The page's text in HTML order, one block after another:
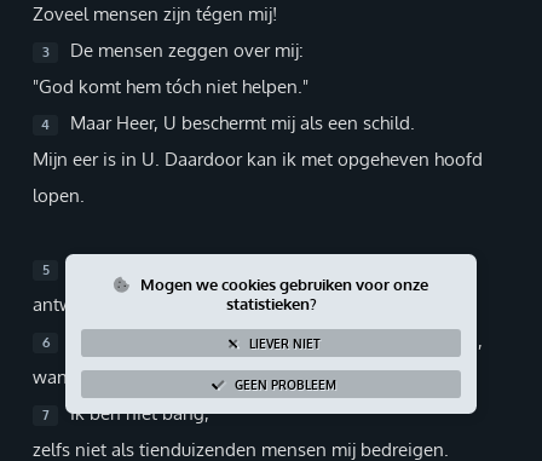
Zoveel mensen zijn tégen mij!
3
De mensen zeggen over mij:
"God komt hem tóch niet helpen."
4
Maar Heer, U beschermt mij als een schild.
Mijn eer is in U. Daardoor kan ik met opgeheven hoofd
lopen.
5
Als ik de Heer om hulp roep,
antwoordt Hij mij vanaf zijn heilige berg.
6
Ik kan rustig gaan slapen en weer wakker worden,
want de Heer zorgt voor mij.
7
Ik ben niet bang,
zelfs niet als tienduizenden mensen mij bedreigen.
Mogen we cookies gebruiken voor onze
statistieken?
LIEVER NIET
GEEN PROBLEEM